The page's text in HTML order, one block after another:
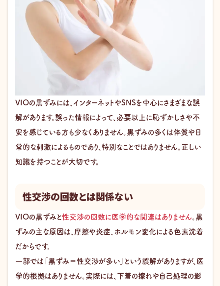
VIOの黒ずみには、インターネットやSNSを中心にさまざまな誤
解があります。誤った情報によって、必要以上に恥ずかしさや不
安を感じている方も少なくありません。黒ずみの多くは体質や日
常的な刺激によるものであり、特別なことではありません。正しい
知識を持つことが大切です。
性交渉の回数とは関係ない
VIOの黒ずみと性交渉の回数に医学的な関連はありません 。黒
ずみの主な原因は、摩擦や炎症、ホルモン変化による色素沈着
だからです。
一部では「黒ずみ＝性交渉が多い」という誤解がありますが、医
学的根拠はありません。実際には、下着の擦れや自己処理の影